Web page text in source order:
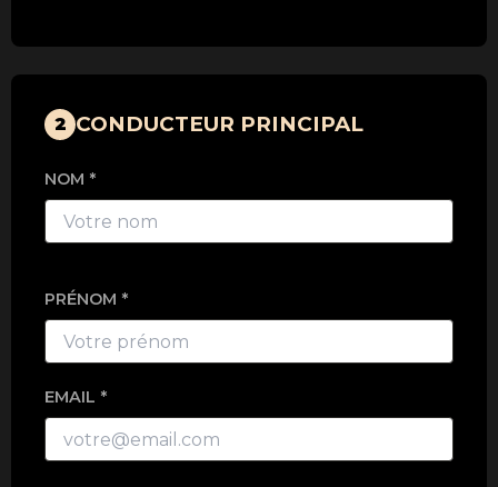
2 CONDUCTEUR PRINCIPAL
NOM *
PRÉNOM *
EMAIL *